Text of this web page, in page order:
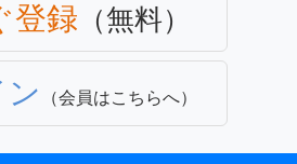
登録 （無料）
ン （会員はこちらへ）